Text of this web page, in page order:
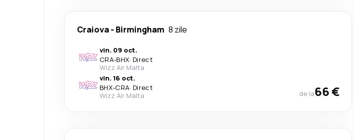
Craiova- Birmingham 8 zile
vin. 09 oct.
CRA-BHX· Direct
Wizz Air Malta
vin. 16 oct.
BHX-CRA· Direct
Wizz Air Malta
de la66 €